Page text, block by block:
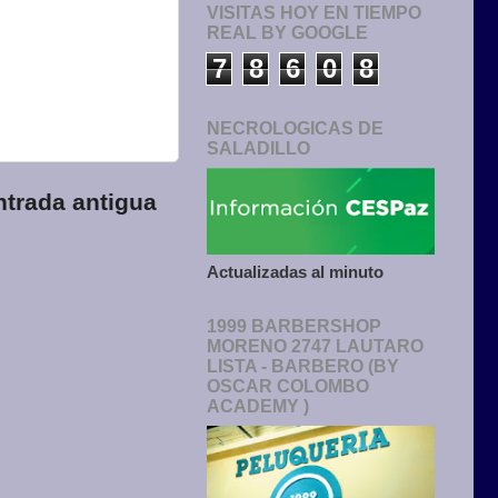
antigua
VISITAS HOY EN TIEMPO
REAL BY GOOGLE
7 8 6 0 8
NECROLOGICAS DE
SALADILLO
Actualizadas al minuto
1999 BARBERSHOP
MORENO 2747 LAUTARO
LISTA - BARBERO (BY
OSCAR COLOMBO
ACADEMY )